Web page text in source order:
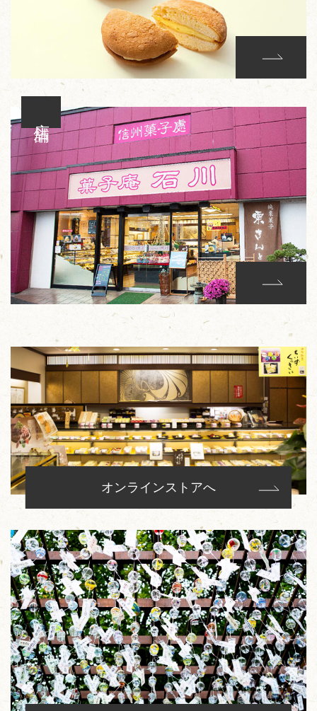
オンラインストアへ